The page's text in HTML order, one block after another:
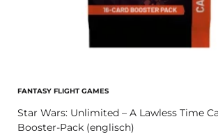
FANTASY FLIGHT GAMES
Star Wars: Unlimited – A Lawless Time
Booster-Pack (englisch)